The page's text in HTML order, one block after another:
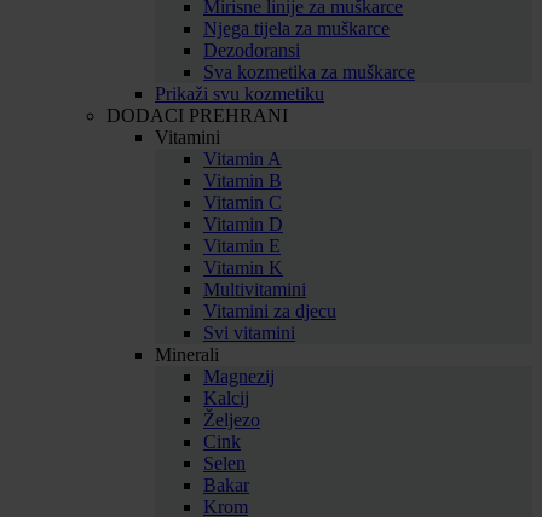
Mirisne linije za muškarce
Njega tijela za muškarce
Dezodoransi
Sva kozmetika za muškarce
Prikaži svu kozmetiku
DODACI PREHRANI
Vitamini
Vitamin A
Vitamin B
Vitamin C
Vitamin D
Vitamin E
Vitamin K
Multivitamini
Vitamini za djecu
Svi vitamini
Minerali
Magnezij
Kalcij
Željezo
Cink
Selen
Bakar
Krom